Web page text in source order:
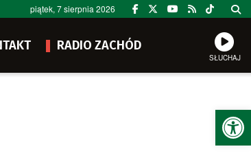
piątek, 7 sierpnia 2026
RADIO ZACHÓD
SŁUCHAJ